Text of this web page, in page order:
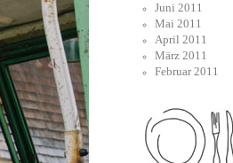
Juni 2011
Mai 2011
April 2011
März 2011
Februar 2011